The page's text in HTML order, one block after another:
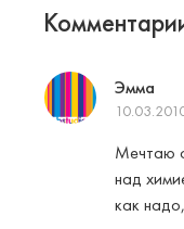
Эмма
Мечтаю
над
как